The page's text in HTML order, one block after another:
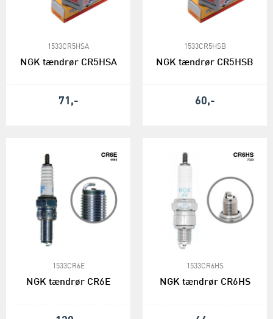
1533CR5HSA
NGK tændrør CR5HSA
71,-
1533CR5HSB
NGK tændrør CR5HSB
60,-
1533CR6E
NGK tændrør CR6E
1533CR6HS
NGK tændrør CR6HS